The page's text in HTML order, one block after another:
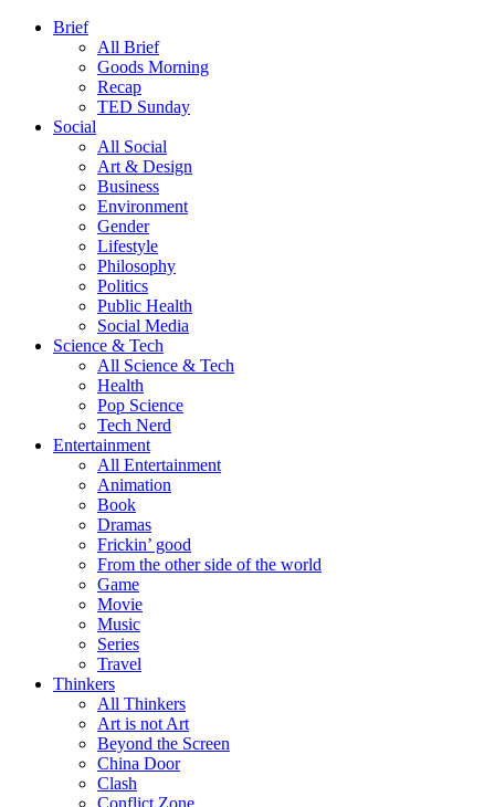
Brief
All Brief
Goods Morning
Recap
TED Sunday
Social
All Social
Art & Design
Business
Environment
Gender
Lifestyle
Philosophy
Politics
Public Health
Social Media
Science & Tech
All Science & Tech
Health
Pop Science
Tech Nerd
Entertainment
All Entertainment
Animation
Book
Dramas
Frickin’ good
From the other side of the world
Game
Movie
Music
Series
Travel
Thinkers
All Thinkers
Art is not Art
Beyond the Screen
China Door
Clash
Conflict Zone